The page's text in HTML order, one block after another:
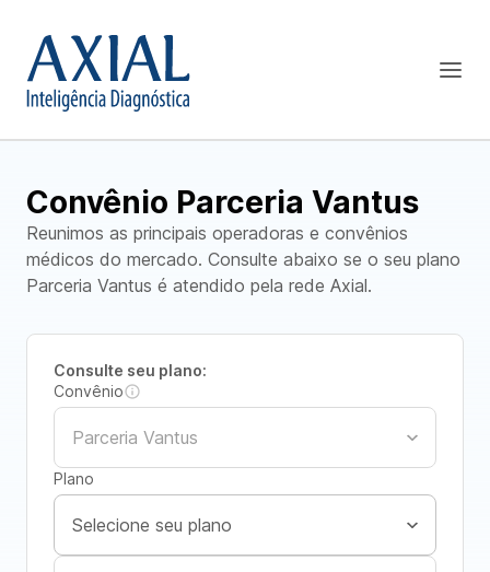
Convênio Parceria Vantus
Reunimos as principais operadoras e convênios
médicos do mercado. Consulte abaixo se o seu plano
Parceria Vantus é atendido pela rede Axial.
Consulte seu plano:
Convênio
Plano